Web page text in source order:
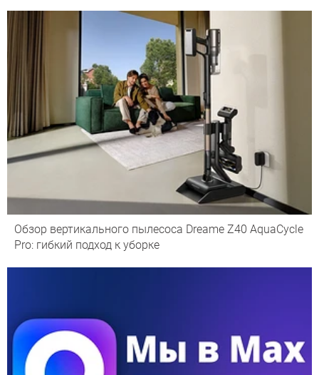
Обзор вертикального пылесоса Dreame Z40 AquaCycle
Pro: гибкий подход к уборке